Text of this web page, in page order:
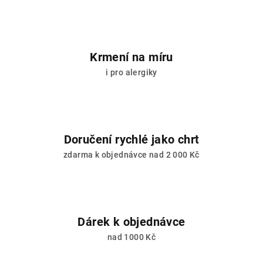
Krmení na míru
i pro alergiky
Doručení rychlé jako chrt
zdarma k objednávce nad 2 000 Kč
Dárek k objednávce
nad 1000 Kč